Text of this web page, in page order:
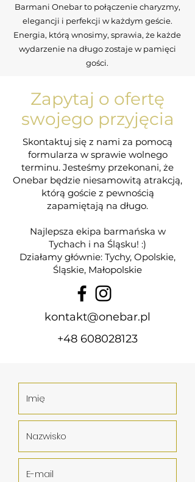
Barmani Onebar to połączenie charyzmy,
elegancji i perfekcji w każdym geście.
Energia, którą wnosimy, sprawia, że każde
wydarzenie na długo zostaje w pamięci
gości.
Zapytaj o ofertę
swojego przyjęcia
Skontaktuj się z nami za pomocą
formularza w sprawie wolnego
terminu. Jesteśmy przekonani, że
Onebar będzie niesamowitą atrakcją,
którą goście z pewnością
zapamiętają na długo.
Najlepsza ekipa barmańska w
Tychach i na Śląsku! :)
Działamy głównie: Tychy, Opolskie,
Śląskie, Małopolskie
kontakt@onebar.pl
+48 608028123